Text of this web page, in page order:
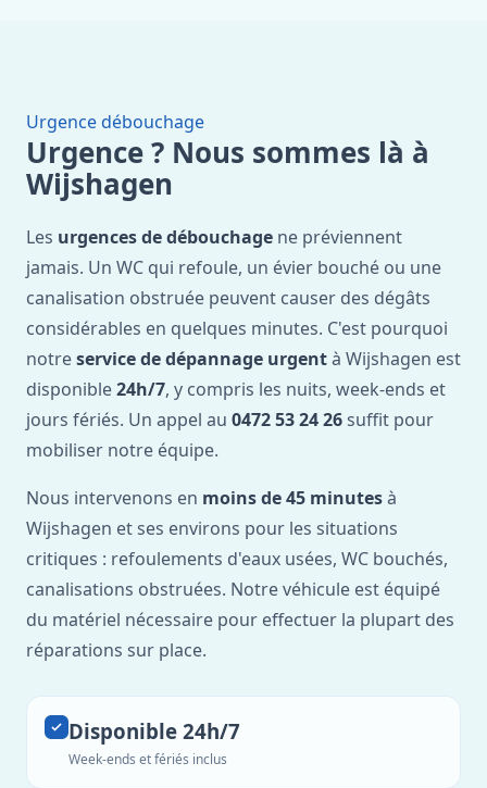
Urgence débouchage
Urgence ? Nous sommes là à
Wijshagen
Les urgences de débouchage ne préviennent
jamais. Un WC qui refoule, un évier bouché ou une
canalisation obstruée peuvent causer des dégâts
considérables en quelques minutes. C'est pourquoi
notreservice de dépannage urgentà Wijshagen est
disponible24h/7, y compris les nuits, week-ends et
jours fériés. Un appel au 0472 53 24 26 suffit pour
mobiliser notre équipe.
Nous intervenons en moins de 45 minutesà
Wijshagen et ses environs pour les situations
critiques : refoulements d'eaux usées, WC bouchés,
canalisations obstruées. Notre véhicule est équipé
du matériel nécessaire pour effectuer la plupart des
réparations sur place.
Disponible 24h/7
Week-ends et fériés inclus